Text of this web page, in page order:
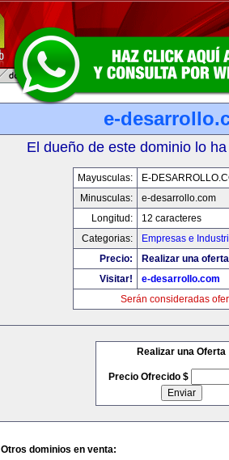
e-
El dueño de este dominio lo
Mayusculas:
E-
Minusculas:
e-desarrollo.com
Longitud:
12 caracteres
Categorias:
Empresas e
Precio:
Realizar una
Visitar!
e-desarrollo.com
Serán consideradas
Realizar una Oferta
Precio Ofrecido $
Otros dominios en venta: